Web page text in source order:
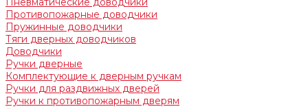
Противопожарные доводчики
Пружинные доводчики
Тяги дверных доводчиков
Доводчики
Ручки дверные
Комплектующие к дверным ручкам
Ручки для раздвижных дверей
Ручки к противопожарным дверям